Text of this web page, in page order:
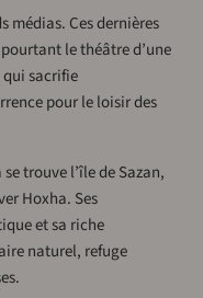
médias. Ces dernières
le théâtre d’une
sacrifie
pour le loisir des
trouve l’île de Sazan,
Hoxha. Ses
et sa riche
naturel, refuge